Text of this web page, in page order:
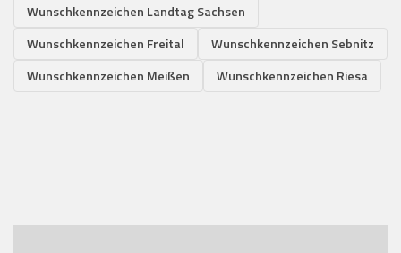
Wunschkennzeichen Landtag Sachsen
Wunschkennzeichen Freital
Wunschkennzeichen Sebnitz
Wunschkennzeichen Meißen
Wunschkennzeichen Riesa